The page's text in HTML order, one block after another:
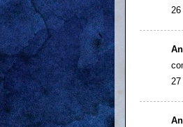
26
27